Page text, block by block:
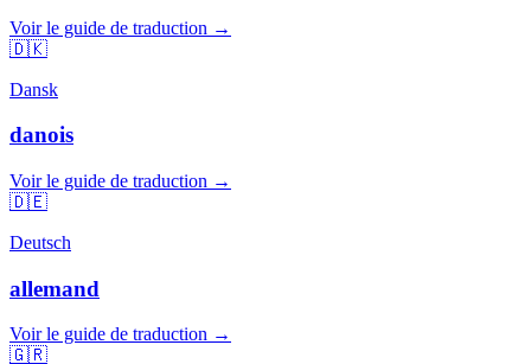
Voir le guide de traduction →
🇩🇰
Dansk
danois
Voir le guide de traduction →
🇩🇪
Deutsch
allemand
Voir le guide de traduction →
🇬🇷